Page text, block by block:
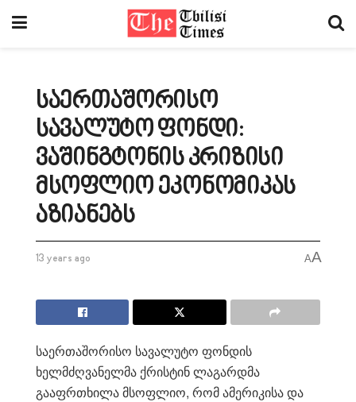
საერთაშორისო
სავალუტო ფონდი:
ვაშინგტონის კრიზისი
მსოფლიო ეკონომიკას
აზიანებს
13 years ago AA
საერთაშორისო სავალუტო ფონდის
ხელმძღვანელმა ქრისტინ ლაგარდმა
გააფრთხილა მსოფლიო, რომ ამერიკისა და